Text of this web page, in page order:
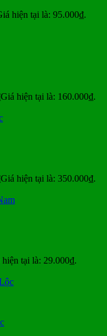
hiện tại là: 95.000₫.
Giá hiện tại là: 160.000₫.
Giá hiện tại là: 350.000₫.
hiện tại là: 29.000₫.